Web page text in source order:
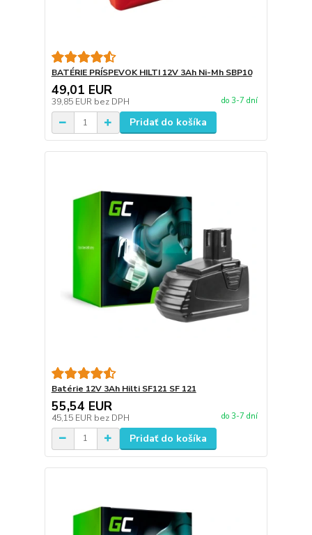
BATÉRIE PRÍSPEVOK HILTI 12V 3Ah Ni-Mh SBP10
49,01 EUR
39,85 EUR bez DPH do 3-7 dní
Pridať do košíka
Batérie 12V 3Ah Hilti SF121 SF 121
55,54 EUR
45,15 EUR bez DPH do 3-7 dní
Pridať do košíka